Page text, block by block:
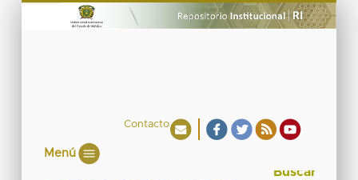
Contacto
Menú
Buscar